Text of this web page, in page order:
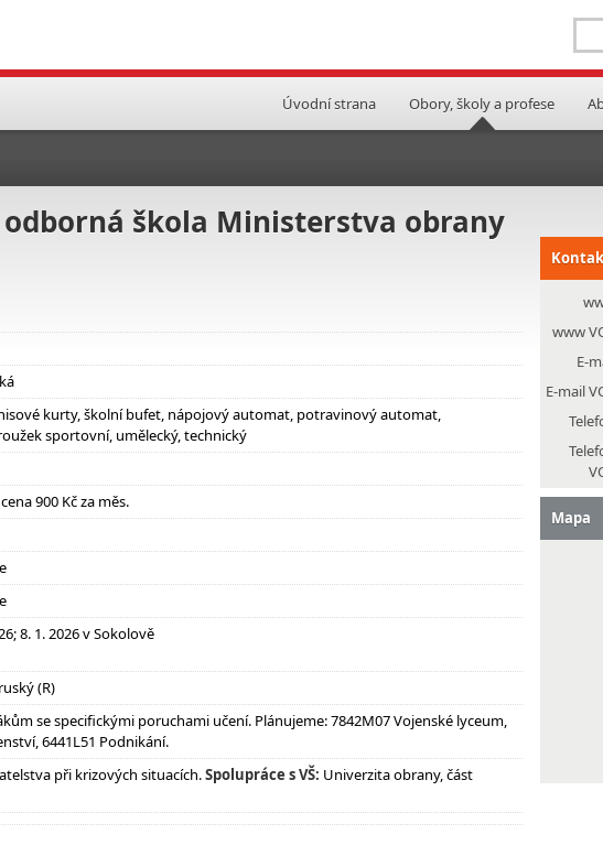
Úvodní strana Obory, školy a profese
škola Ministerstva obrany
kurty, školní bufet, nápojový automat, potravinový automat,
sportovní, umělecký, technický
900 Kč za měs.
8. 1. 2026 v Sokolově
(R)
se specifickými poruchami učení. Plánujeme: 7842M07 Vojenské lyceum,
6441L51 Podnikání.
při krizových situacích.Spolupráce s VŠ: Univerzita obrany, část
www
E-
E-mail
Mapa